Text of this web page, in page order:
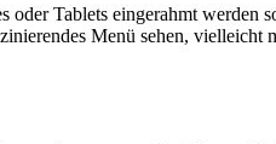
Tablets eingerahmt
Menü sehen,